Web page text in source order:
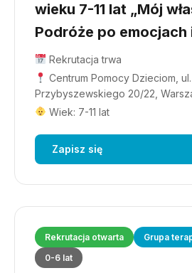
wieku 7-11 lat „Mój
Podróże po emocjach
Rekrutacja trwa
Centrum Pomocy Dzieciom, ul.
Przybyszewskiego 20/22,
Wiek: 7-11 lat
Zapisz się
Rekrutacja otwarta
Grupa
0-6 lat